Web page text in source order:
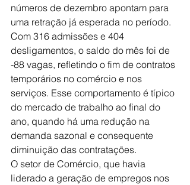
números de dezembro apontam para
uma retração já esperada no período.
Com 316 admissões e 404
desligamentos, o saldo do mês foi de
-88 vagas, refletindo o fim de contratos
temporários no comércio e nos
serviços. Esse comportamento é típico
do mercado de trabalho ao final do
ano, quando há uma redução na
demanda sazonal e consequente
diminuição das contratações.
O setor de Comércio, que havia
liderado a geração de empregos nos